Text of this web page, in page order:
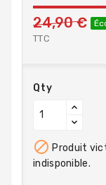
24,90 €
TTC
Qty
 Produit
indisponible.